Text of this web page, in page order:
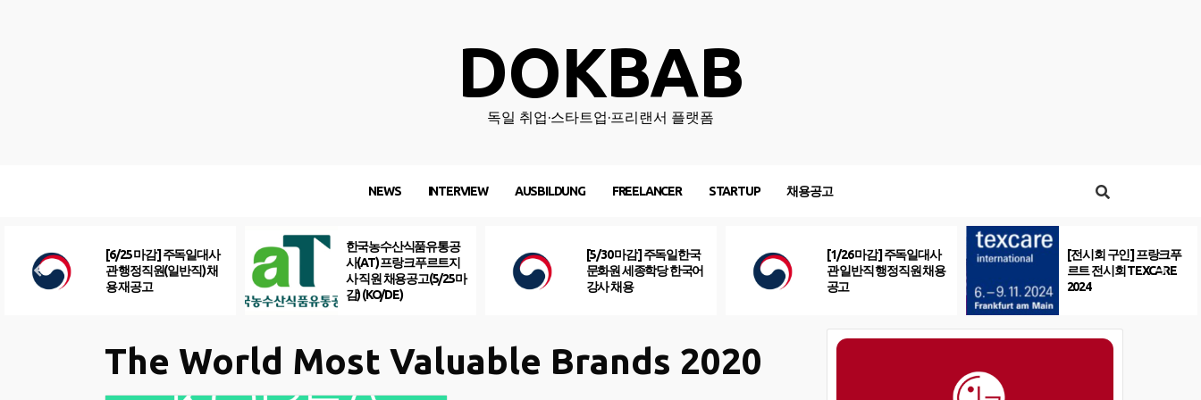
DOKBAB
독일 취업·스타트업·프리랜서 플랫폼
NEWS INTERVIEW AUSBILDUNG FREELANCER STARTUP 채용공고
[6/25 마감] 주독일대사
관 행정직원(일반직) 채
용 재공고
한국농수산식품유통공
사(AT) 프랑크푸르트지
사 직원 채용공고(5/25마
감) (KO/DE)
[5/30 마감] 주독일한국
문화원 세종학당 한국어
강사 채용
[1/26 마감] 주독일대사
관 일반직 행정직원 채용
공고
[전시회 구인] 프랑크푸
르트 전시회 TEXCARE
2024
The World Most Valuable Brands 2020